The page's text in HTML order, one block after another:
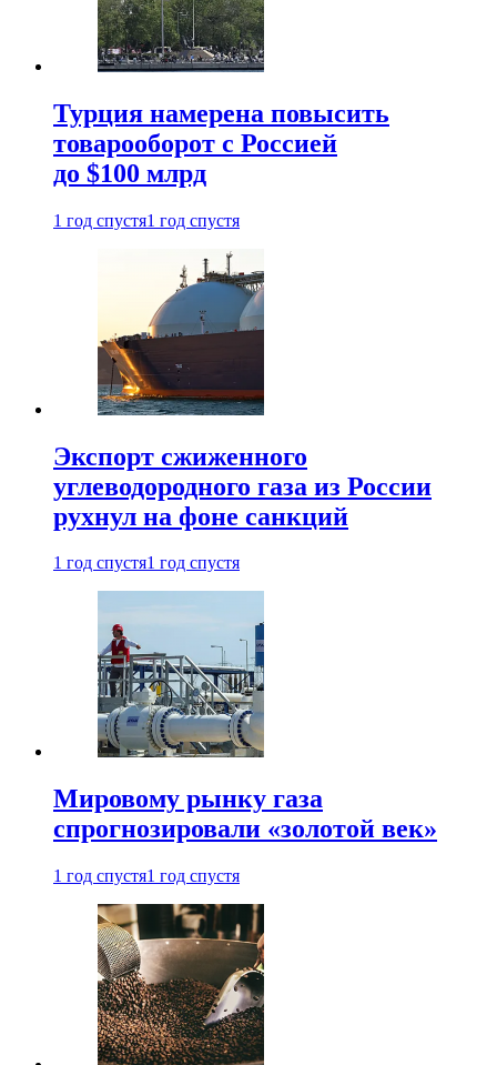
Турция намерена повысить
товарооборот с Россией
до $100 млрд
1 год спустя1 год спустя
Экспорт сжиженного
углеводородного газа из России
рухнул на фоне санкций
1 год спустя1 год спустя
Мировому рынку газа
спрогнозировали «золотой век»
1 год спустя1 год спустя